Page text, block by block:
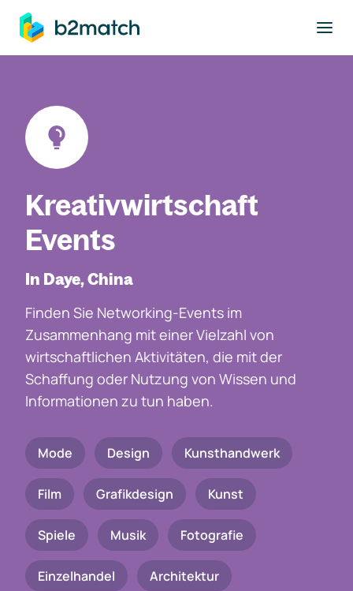
springen
Kreativwirtschaft
Events
In Daye, China
Finden Sie Networking-Events im
Zusammenhang mit einer Vielzahl von
wirtschaftlichen Aktivitäten, die mit der
Schaffung oder Nutzung von Wissen und
Informationen zu tun haben.
Mode Design Kunsthandwerk
Film Grafikdesign Kunst
Spiele Musik Fotografie
Einzelhandel Architektur